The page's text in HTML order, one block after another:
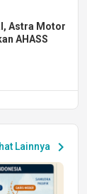
Astra Motor
AHASS
Lainnya chevron_right